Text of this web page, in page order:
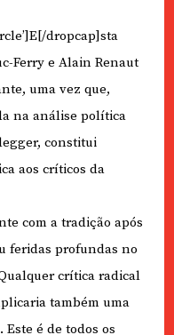
dropcap]sta
Ferry e Alain Renaut
uma vez que,
na análise política
constitui
aos críticos da
com a tradição após
feridas profundas no
crítica radical
também uma
é de todos os